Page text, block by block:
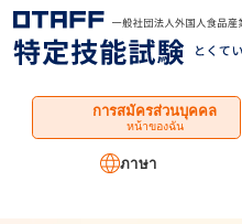
การสมัครส่วนบุคคล
หน้าของฉัน
ภาษา